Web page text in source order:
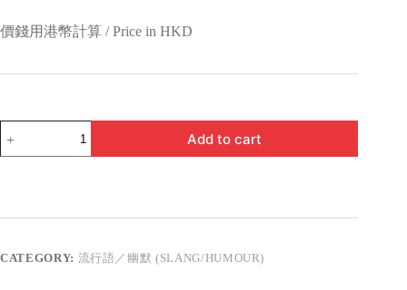
價錢用港幣計算 / Price in HKD
我
Add to cart
CATEGORY: 流行語／幽默 (SLANG/HUMOUR)